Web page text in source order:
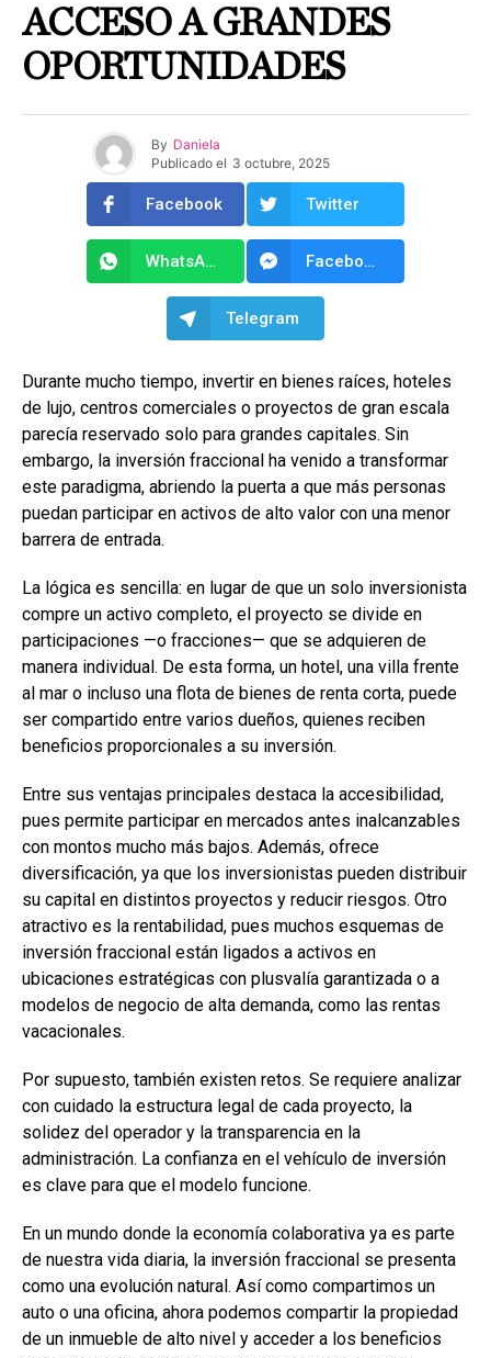
ACCESO A GRANDES
OPORTUNIDADES
By Daniela
Publicado el 3 octubre, 2025
Facebook Twitter
WhatsApp Facebook Messenger
Telegram
Durante mucho tiempo, invertir en bienes raíces, hoteles
de lujo, centros comerciales o proyectos de gran escala
parecía reservado solo para grandes capitales. Sin
embargo, la inversión fraccional ha venido a transformar
este paradigma, abriendo la puerta a que más personas
puedan participar en activos de alto valor con una menor
barrera de entrada.
La lógica es sencilla: en lugar de que un solo inversionista
compre un activo completo, el proyecto se divide en
participaciones —o fracciones— que se adquieren de
manera individual. De esta forma, un hotel, una villa frente
al mar o incluso una flota de bienes de renta corta, puede
ser compartido entre varios dueños, quienes reciben
beneficios proporcionales a su inversión.
Entre sus ventajas principales destaca la accesibilidad,
pues permite participar en mercados antes inalcanzables
con montos mucho más bajos. Además, ofrece
diversificación, ya que los inversionistas pueden distribuir
su capital en distintos proyectos y reducir riesgos. Otro
atractivo es la rentabilidad, pues muchos esquemas de
inversión fraccional están ligados a activos en
ubicaciones estratégicas con plusvalía garantizada o a
modelos de negocio de alta demanda, como las rentas
vacacionales.
Por supuesto, también existen retos. Se requiere analizar
con cuidado la estructura legal de cada proyecto, la
solidez del operador y la transparencia en la
administración. La confianza en el vehículo de inversión
es clave para que el modelo funcione.
En un mundo donde la economía colaborativa ya es parte
de nuestra vida diaria, la inversión fraccional se presenta
como una evolución natural. Así como compartimos un
auto o una oficina, ahora podemos compartir la propiedad
de un inmueble de alto nivel y acceder a los beneficios